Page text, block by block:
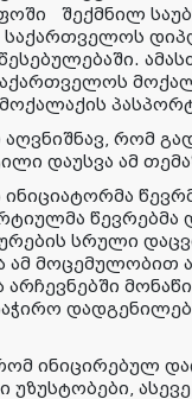
შექმნილ
საქართველოს
რომ
დაუსვა ამ
სრული
ამ მოცემულობით
რომ ინიცირებულ
უზუსტობები,